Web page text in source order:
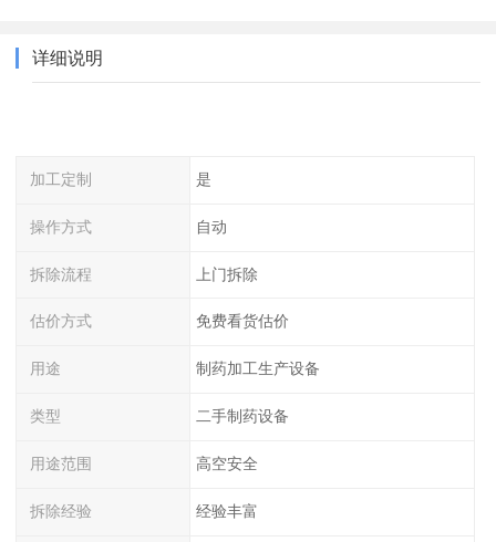
详细说明
加工定制 是
操作方式 自动
拆除流程 上门拆除
估价方式 免费看货估价
用途 制药加工生产设备
类型 二手制药设备
用途范围 高空安全
拆除经验 经验丰富